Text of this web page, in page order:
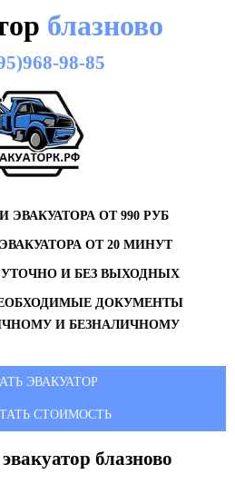
блазново
98-85
ОТ 990 РУБ
ОТ 20 МИНУТ
И БЕЗ ВЫХОДНЫХ
ДОКУМЕНТЫ
И БЕЗНАЛИЧНОМУ
ЭВАКУАТОР
СТОИМОСТЬ
блазново